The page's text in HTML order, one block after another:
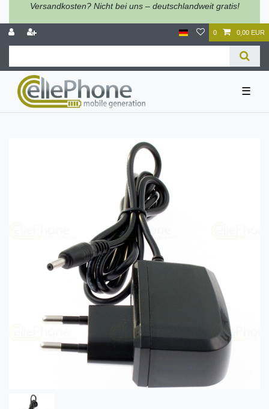
Versandkosten? Nicht bei uns – deutschlandweit gratis!
0 0,00 EUR
☰